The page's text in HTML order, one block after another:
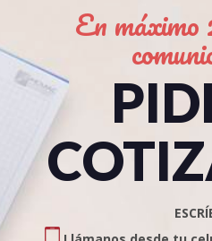
En máximo